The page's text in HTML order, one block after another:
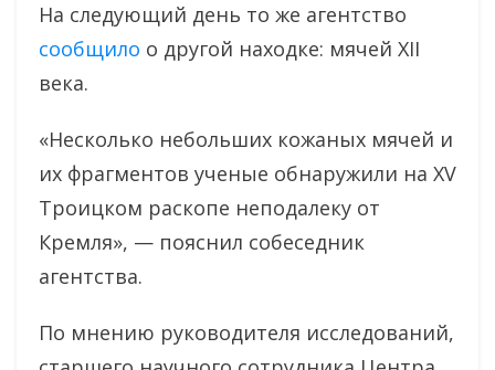
На следующий день то же агентство
сообщило о другой находке: мячей XII
века.
«Несколько небольших кожаных мячей и
их фрагментов ученые обнаружили на XV
Троицком раскопе неподалеку от
Кремля», — пояснил собеседник
агентства.
По мнению руководителя исследований,